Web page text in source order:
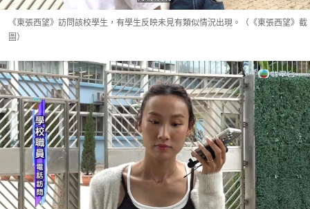
《東張西望》訪問該校學生，有學生反映未見有類似情況出現。（《東張西望》截
圖）